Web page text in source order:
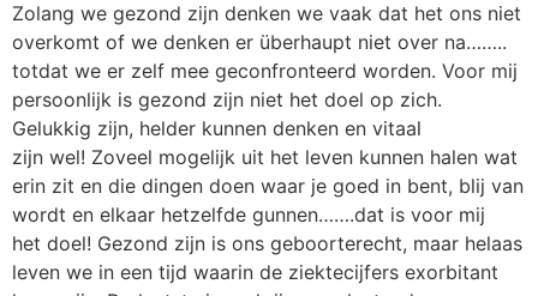
Zolang we gezond zijn denken we vaak dat het ons niet
overkomt of we denken er überhaupt niet over na……..
totdat we er zelf mee geconfronteerd worden. Voor mij
persoonlijk is gezond zijn niet het doel op zich.
Gelukkig zijn, helder kunnen denken en vitaal
zijn wel! Zoveel mogelijk uit het leven kunnen halen wat
erin zit en die dingen doen waar je goed in bent, blij van
wordt en elkaar hetzelfde gunnen…….dat is voor mij
het doel! Gezond zijn is ons geboorterecht, maar helaas
leven we in een tijd waarin de ziektecijfers exorbitant